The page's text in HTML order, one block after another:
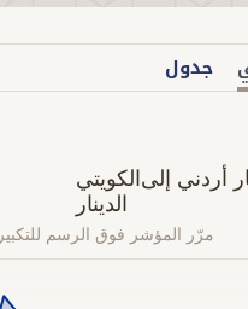
جدول
إلى الدينار
الكويتي
مرّر المؤشر فوق الرسم للتكبير